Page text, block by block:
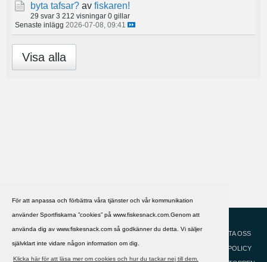
För att anpassa och förbättra våra tjänster och vår kommunikation
använder Sportfiskarna ”cookies” på www.fiskesnack.com.Genom att
använda dig av www.fiskesnack.com så godkänner du detta. Vi säljer
självklart inte vidare någon information om dig.
Klicka här för att läsa mer om cookies och hur du tackar nej till dem.
byta tafsar? av fiskaren!
29 svar 3 212 visningar 0 gillar
Senaste inlägg 2026-07-08, 09:41
Visa alla
HJÄLP
KONTAKTA OSS
COOKIEPOLICY